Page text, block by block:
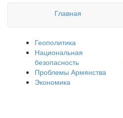
Главная
Геополитика
Национальная
безопасность
Проблемы Армянства
Экономика